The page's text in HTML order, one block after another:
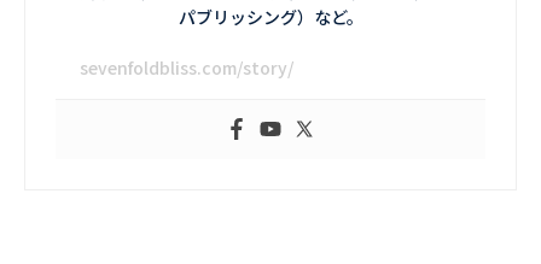
パブリッシング）など。
sevenfoldbliss.com/story/